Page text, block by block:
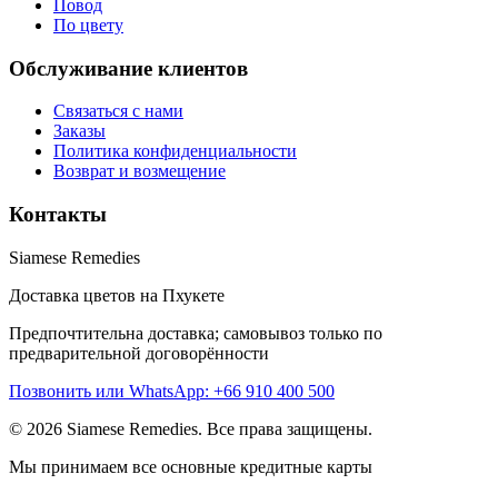
Повод
По цвету
Обслуживание клиентов
Связаться с нами
Заказы
Политика конфиденциальности
Возврат и возмещение
Контакты
Siamese Remedies
Доставка цветов на Пхукете
Предпочтительна доставка; самовывоз только по
предварительной договорённости
Позвонить или WhatsApp: +66 910 400 500
© 2026 Siamese Remedies. Все права защищены.
Мы принимаем все основные кредитные карты